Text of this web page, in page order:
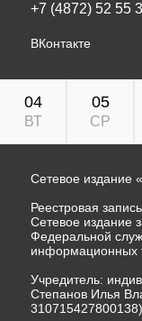
+7 (4872) 52 55
ВКонтакте
04
ВТ
05
СР
Сетевое издание
Реестровая
Сетевое издание
Федеральной
информационных
Учредитель:
Степанов Илья
310715427800138).